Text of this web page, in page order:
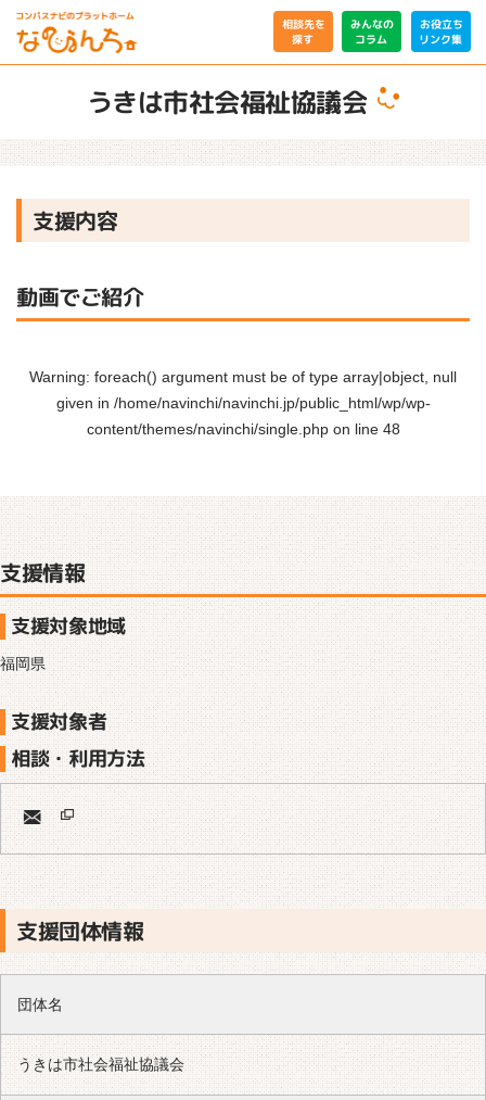
相談先を
探す
みんなの
コラム
お役立ち
リンク集
うきは市社会福祉協議会
支援内容
動画でご紹介
Warning: foreach() argument must be of type array|object, null
given in /home/navinchi/navinchi.jp/public_html/wp/wp-
content/themes/navinchi/single.phpon line 48
支援情報
支援対象地域
福岡県
支援対象者
相談・利用方法
支援団体情報
団体名
うきは市社会福祉協議会